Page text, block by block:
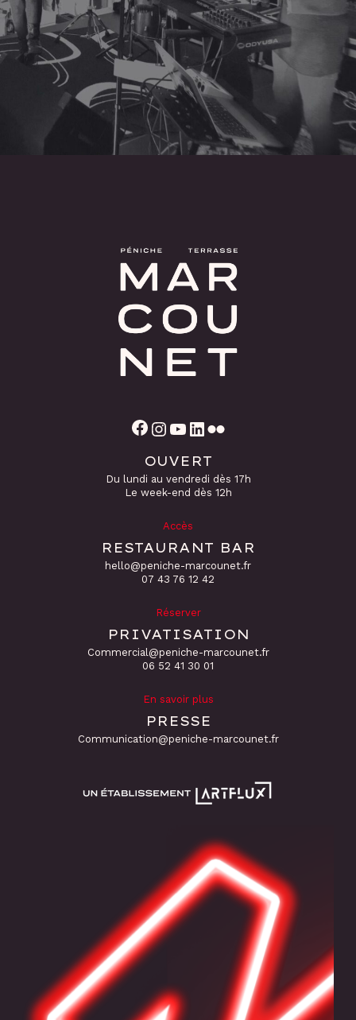
Facebook Instagram YouTube
OUVERT
Du lundi au vendredi dès 17h
Le week-end dès 12h
Accès
RESTAURANT BAR
hello@peniche-marcounet.fr
‭07 43 76 12 42
Réserver
PRIVATISATION
Commercial@peniche-marcounet.fr
06 52 41 30 01
En savoir plus
PRESSE
Communication@peniche-marcounet.fr